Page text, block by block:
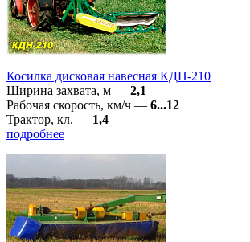
Косилка дисковая навесная КДН-210
Ширина захвата, м — 2,1
Рабочая скорость, км/ч — 6...12
Трактор, кл. — 1,4
подробнее